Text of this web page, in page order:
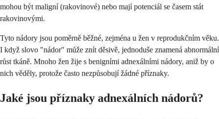
mohou být maligní (rakovinové) nebo mají potenciál se časem stát
rakovinovými.
Tyto nádory jsou poměrně běžné, zejména u žen v reprodukčním věku.
I když slovo "nádor" může znít děsivě, jednoduše znamená abnormální
růst tkáně. Mnoho žen žije s benigními adnexálními nádory, aniž by o
nich věděly, protože často nezpůsobují žádné příznaky.
Jaké jsou příznaky adnexálních nádorů?